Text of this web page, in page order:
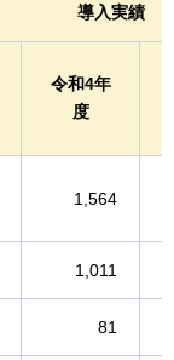
導入実績
令和4年
度
1,564
1,011
81